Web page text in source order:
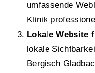
umfassende
Klinik
Lokale Website
lokale
Bergisch